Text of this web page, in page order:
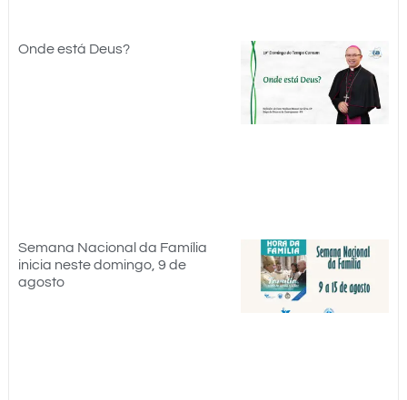
Onde está Deus?
Semana Nacional da Família
inicia neste domingo, 9 de
agosto